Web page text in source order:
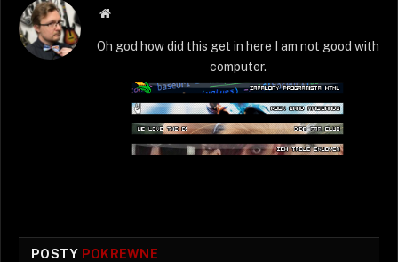
Strona
Oh god how did this get in here I am not good with
computer.
POSTY POKREWNE